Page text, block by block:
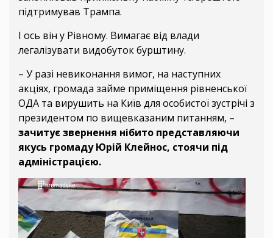
підтримував Трампа.
І ось він у Рівному. Вимагає від влади
легалізувати видобуток бурштину.
– У разі невиконання вимог, на наступних
акціях, громада займе приміщення рівненської
ОДА та вирушить на Київ для особистої зустрічі з
президентом по вищевказаним питанням, –
зачитує звернення нібито представляючи
якусь громаду Юрій Клейнос, стоячи під
адміністрацією.